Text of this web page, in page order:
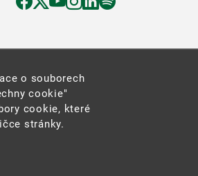
o souborech
cookie"
cookie, které
stránky.